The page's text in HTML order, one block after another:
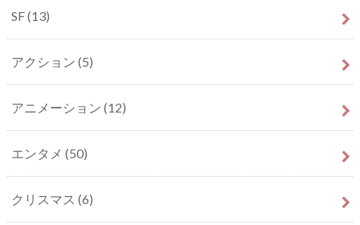
SF(13)
アクション (5)
アニメーション (12)
エンタメ (50)
クリスマス (6)